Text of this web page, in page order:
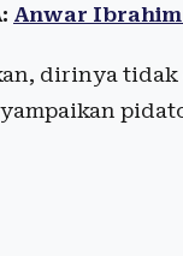
Anwar
dirinya